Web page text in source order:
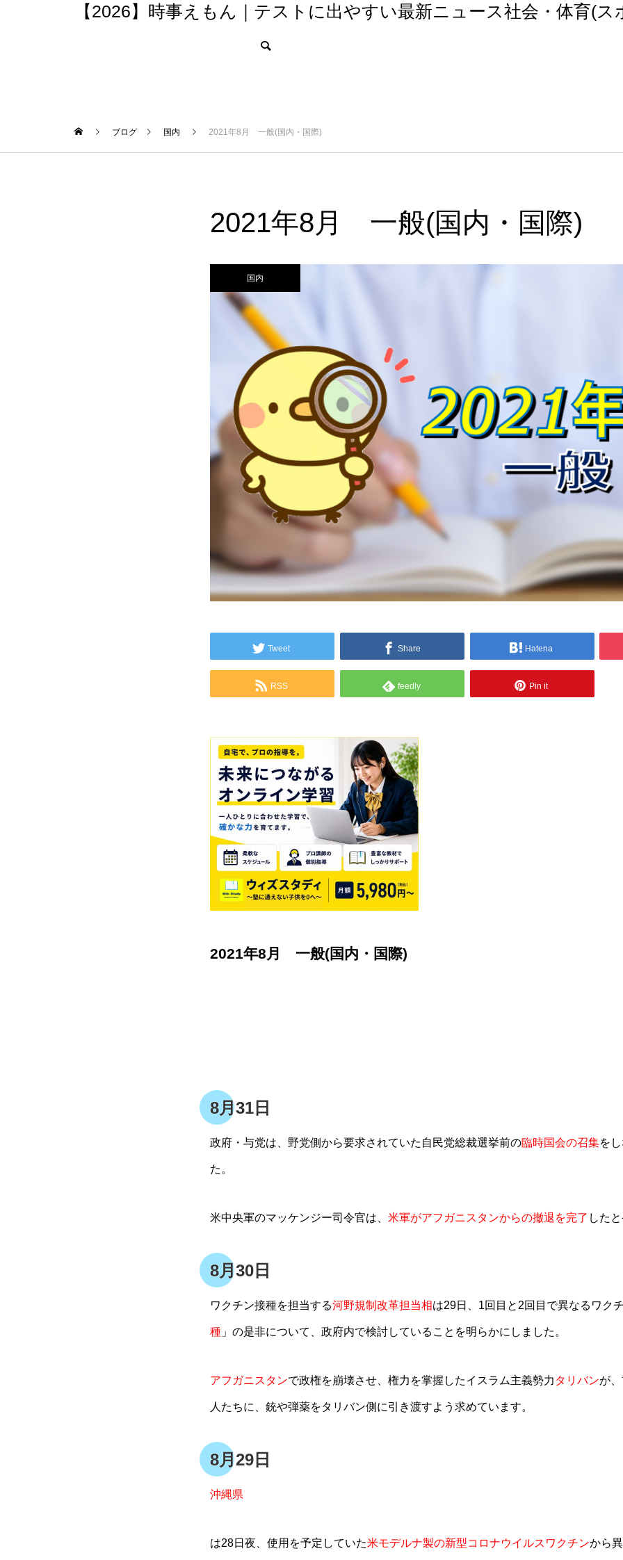
【2026】時事えもん｜テストに出やすい最新ニュース社会・体育(ス
ブログ 国内 2021年8月 一般(国内・国際)
2021年8月 一般(国内・国際)
国内
Tweet Share Hatena
RSS feedly Pin it
2021年8月 一般(国内・国際)
8月31日
政府・与党は、野党側から要求されていた自民党総裁選挙前の臨時国会の召集を
た。
米中央軍のマッケンジー司令官は、 米軍がアフガニスタンからの撤退を完了 した
8月30日
ワクチン接種を担当する河野規制改革担当相は29日、1回目と2回目で異なるワク
種 」の是非について、政府内で検討していることを明らかにしました。
アフガニスタンで政権を崩壊させ、権力を掌握したイスラム主義勢力 タリバンが
人たちに、銃や弾薬をタリバン側に引き渡すよう求めています。
8月29日
沖縄県
は28日夜、使用を予定していた米モデルナ製の新型コロナウイルスワクチンから